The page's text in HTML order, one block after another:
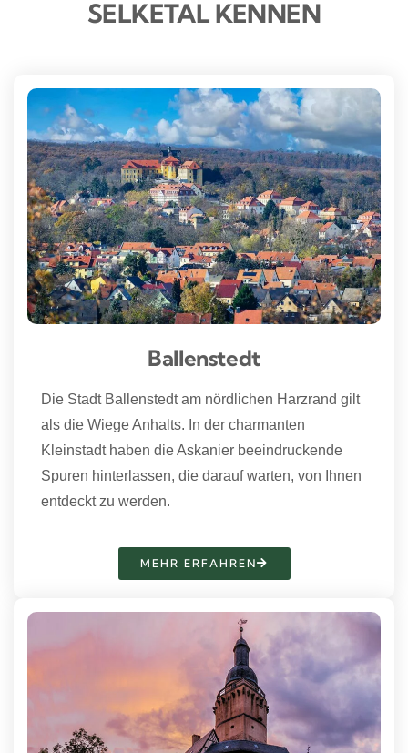
SELKETAL KENNEN
Ballenstedt
Die Stadt Ballenstedt am nördlichen Harzrand gilt
als die Wiege Anhalts. In der charmanten
Kleinstadt haben die Askanier beeindruckende
Spuren hinterlassen, die darauf warten, von Ihnen
entdeckt zu werden.
MEHR ERFAHREN